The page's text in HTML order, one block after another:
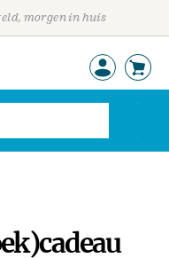
morgen in huis